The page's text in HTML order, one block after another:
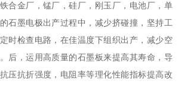
合金厂，锰厂，硅厂，刚玉厂，电池厂，单
石墨电极出产过程中，减少挤碰撞，坚持工
时检查电路，在佳温度下组织出产，减少空
后，运用高质量的石墨板来提高其寿命，导
压抗折强度，电阻率等理化性能指标提高改